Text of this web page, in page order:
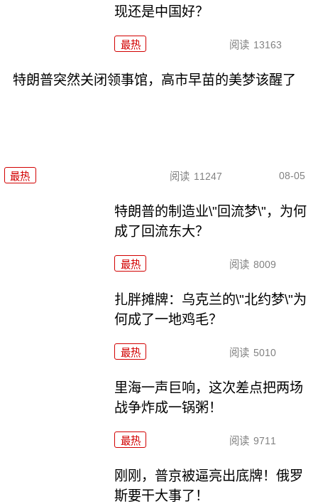
现还是中国好？
最热 阅读 13163
特朗普突然关闭领事馆，高市早苗的美梦该醒了
最热 阅读 11247 08-05
特朗普的制造业\"回流梦\"，为何
成了回流东大？
最热 阅读 8009
扎胖摊牌：乌克兰的\"北约梦\"为
何成了一地鸡毛？
最热 阅读 5010
里海一声巨响，这次差点把两场
战争炸成一锅粥！
最热 阅读 9711
刚刚，普京被逼亮出底牌！俄罗
斯要干大事了！